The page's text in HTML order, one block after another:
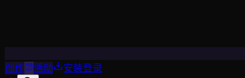
创作 活动 安装登录